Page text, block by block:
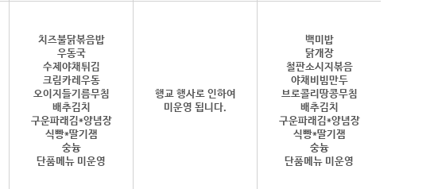
치즈불닭볶음밥
우동국
수제야채튀김
크림카레우동
오이지들기름무침
배추김치
구운파래김*양념장
식빵*딸기잼
숭늉
단품메뉴 미운영
행교 행사로 인하여
미운영 됩니다.
백미밥
닭개장
철판소시지볶음
야채비빔만두
브로콜리땅콩무침
배추김치
구운파래김*양념장
식빵*딸기잼
숭늉
단품메뉴 미운영